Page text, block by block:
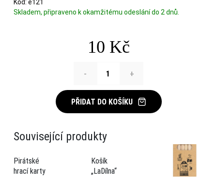
Kód: e121
Skladem, připraveno k okamžitému odeslání do 2 dnů.
10 Kč
- +
PŘIDAT DO KOŠÍKU
Související produkty
Pirátské
hrací karty
Košík
„LaDílna“